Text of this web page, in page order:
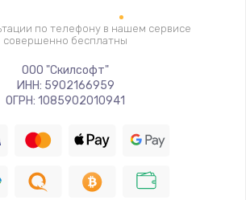
по телефону в нашем сервисе
совершенно бесплатны
ООО "Скилсофт"
ИНН: 5902166959
ОГРН: 1085902010941